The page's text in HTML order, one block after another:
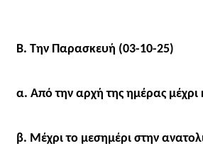
Β. Την Παρασκευή (03-10-25)
α. Από την αρχή της ημέρας
β. Μέχρι το μεσημέρι στην